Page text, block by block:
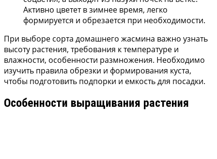
Активно цветет в зимнее время, легко
формируется и обрезается при необходимости.
При выборе сорта домашнего жасмина важно узнать
высоту растения, требования к температуре и
влажности, особенности размножения. Необходимо
изучить правила обрезки и формирования куста,
чтобы подготовить подпорки и емкость для посадки.
Особенности выращивания растения